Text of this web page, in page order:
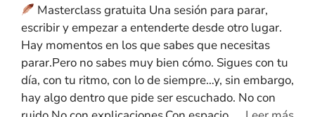
Masterclass gratuita Una sesión para parar,
escribir y empezar a entenderte desde otro lugar.
Hay momentos en los que sabes que necesitas
parar.Pero no sabes muy bien cómo. Sigues con tu
día, con tu ritmo, con lo de siempre…y, sin embargo,
hay algo dentro que pide ser escuchado. No con